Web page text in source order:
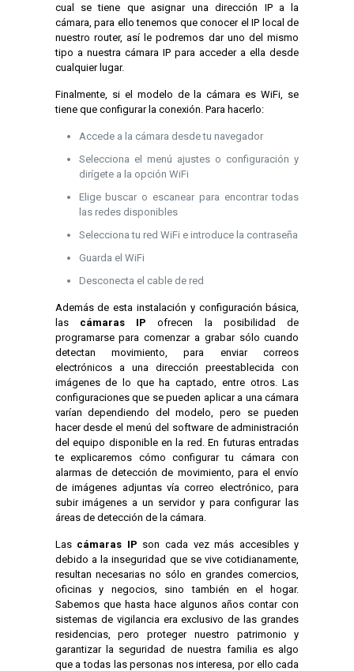
cual se tiene que asignar una dirección IP a la
cámara, para ello tenemos que conocer el IP local de
nuestro router, así le podremos dar uno del mismo
tipo a nuestra cámara IP para acceder a ella desde
cualquier lugar.
Finalmente, si el modelo de la cámara es WiFi, se
tiene que configurar la conexión. Para hacerlo:
Accede a la cámara desde tu navegador
Selecciona el menú ajustes o configuración y
dirígete a la opción WiFi
Elige buscar o escanear para encontrar todas
las redes disponibles
Selecciona tu red WiFi e introduce la contraseña
Guarda el WiFi
Desconecta el cable de red
Además de esta instalación y configuración básica,
las cámaras IP ofrecen la posibilidad de
programarse para comenzar a grabar sólo cuando
detectan movimiento, para enviar correos
electrónicos a una dirección preestablecida con
imágenes de lo que ha captado, entre otros. Las
configuraciones que se pueden aplicar a una cámara
varían dependiendo del modelo, pero se pueden
hacer desde el menú del software de administración
del equipo disponible en la red. En futuras entradas
te explicaremos cómo configurar tu cámara con
alarmas de detección de movimiento, para el envío
de imágenes adjuntas vía correo electrónico, para
subir imágenes a un servidor y para configurar las
áreas de detección de la cámara.
Las cámaras IP son cada vez más accesibles y
debido a la inseguridad que se vive cotidianamente,
resultan necesarias no sólo en grandes comercios,
oficinas y negocios, sino también en el hogar.
Sabemos que hasta hace algunos años contar con
sistemas de vigilancia era exclusivo de las grandes
residencias, pero proteger nuestro patrimonio y
garantizar la seguridad de nuestra familia es algo
que a todas las personas nos interesa, por ello cada